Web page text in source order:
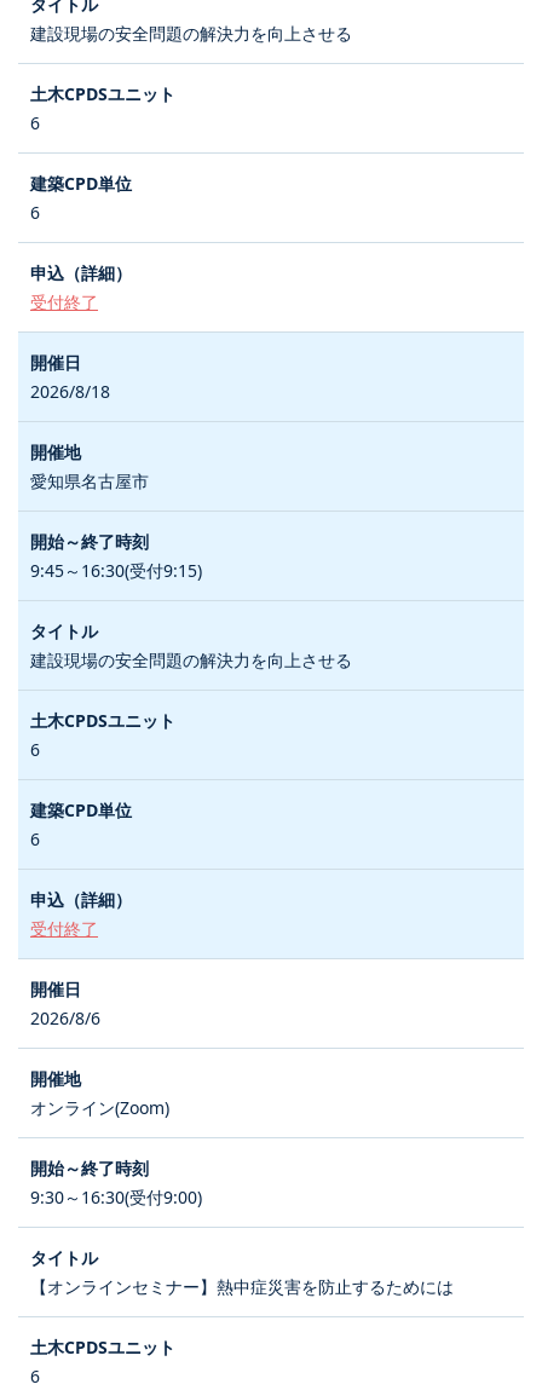
建設現場の安全問題の解決力を向上させる
6
6
受付終了
2026/8/18
愛知県名古屋市
9:45～16:30(受付9:15)
建設現場の安全問題の解決力を向上させる
6
6
受付終了
2026/8/6
オンライン(Zoom)
9:30～16:30(受付9:00)
【オンラインセミナー】熱中症災害を防止するためには
6